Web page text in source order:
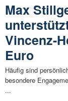
Max
Vincenz-
Euro
Häufig sind
besondere
...